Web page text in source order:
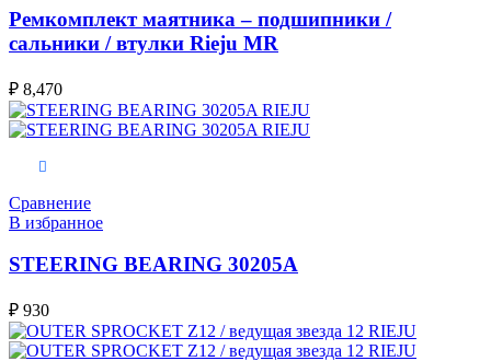
Ремкомплект маятника – подшипники /
сальники / втулки Rieju MR
₽ 8,470
Сравнение
В избранное
STEERING BEARING 30205A
₽ 930